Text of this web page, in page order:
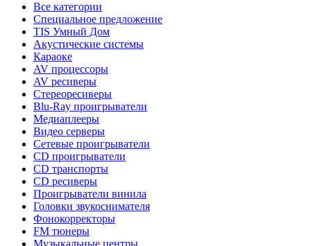
Все категории
Специальное предложение
TIS Умный Дом
Акустические системы
Караоке
AV процессоры
AV ресиверы
Стереоресиверы
Blu-Ray проигрыватели
Медиаплееры
Видео серверы
Сетевые проигрыватели
CD проигрыватели
CD транспорты
CD ресиверы
Проигрыватели винила
Головки звукоснимателя
Фонокорректоры
FM тюнеры
Музыкальные центры